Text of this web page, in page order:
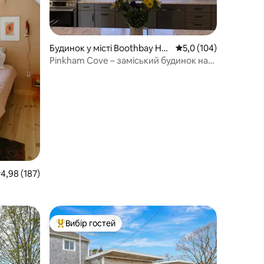
оцінка: 4,98 з 5, відгуки: 187
4,98 (187)
Будинок у місті Boothbay Har
bor
Середня оцінка: 5,0
5,0 (104)
Pinkham Cove – заміський будинок на
Топ вибір гостей
Вибір гостей